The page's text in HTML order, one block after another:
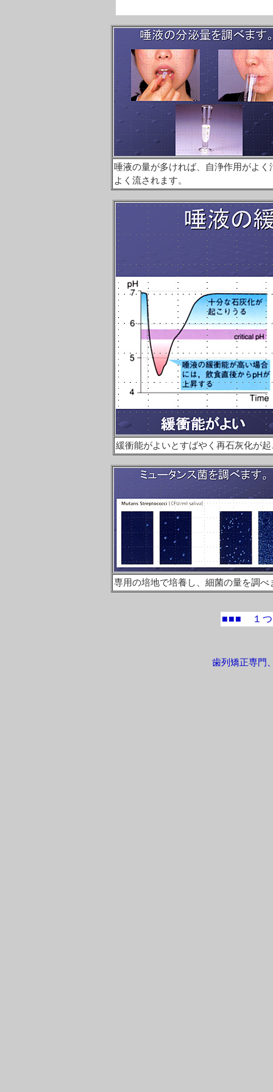
唾液の量が多ければ、自浄作用がよく
よく流されます。
緩衝能がよいとすばやく再石灰化が
専用の培地で培養し、細菌の量を調べ
■■■ １つ
歯列矯正専門